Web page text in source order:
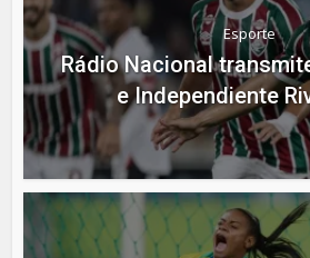
Esporte
Rádio Nacional
e Independiente